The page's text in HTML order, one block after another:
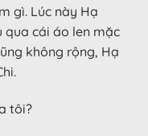
gì. Lúc này Hạ
qua cái áo len mặc
không rộng, Hạ
tôi?